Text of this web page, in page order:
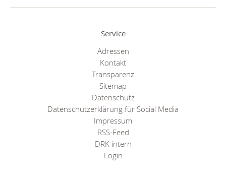
Service
Adressen
Kontakt
Transparenz
Sitemap
Datenschutz
Datenschutzerklärung für Social Media
Impressum
RSS-Feed
DRK intern
Login